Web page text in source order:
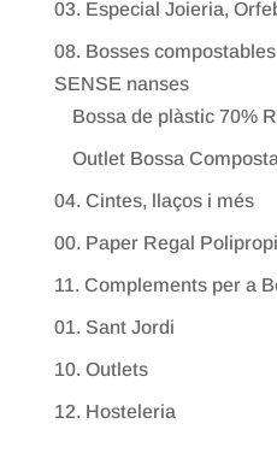
03. Especial Joieria,
08. Bosses
SENSE nanses
Bossa de plàstic 70%
Outlet Bossa
04. Cintes, llaços i més
00. Paper Regal
11. Complements per a
01. Sant Jordi
10. Outlets
12. Hosteleria